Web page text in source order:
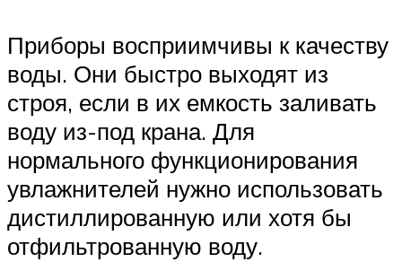
Приборы восприимчивы к качеству
воды. Они быстро выходят из
строя, если в их емкость заливать
воду из-под крана. Для
нормального функционирования
увлажнителей нужно использовать
дистиллированную или хотя бы
отфильтрованную воду.